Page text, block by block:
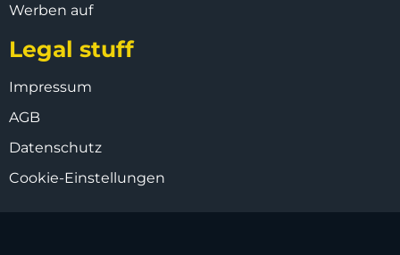
Werben auf
Legal stuff
Impressum
AGB
Datenschutz
Cookie-Einstellungen